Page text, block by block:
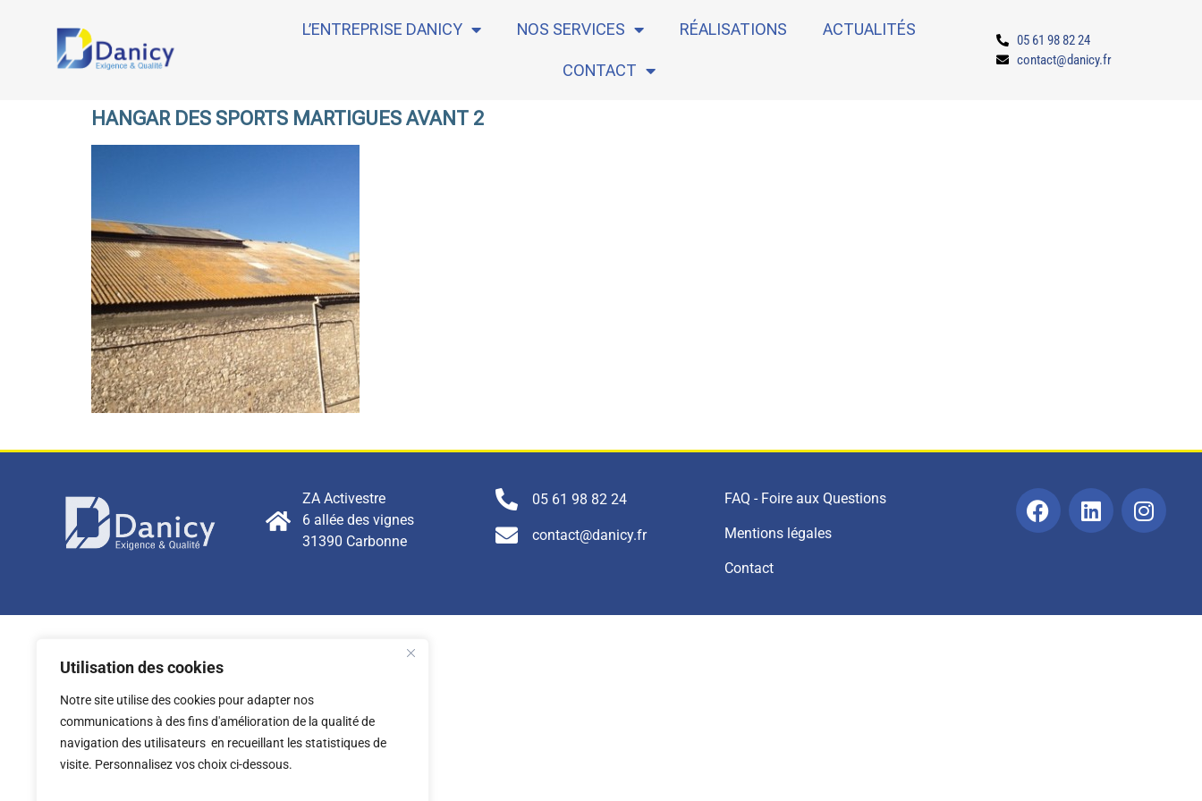
Utilisation des cookies
Notre site utilise des cookies pour adapter nos
communications à des fins d'amélioration de la qualité de
navigation des utilisateurs en recueillant les statistiques de
visite. Personnalisez vos choix ci-dessous.
L’ENTREPRISE DANICY NOS SERVICES RÉALISATIONS ACTUALITÉS
CONTACT
05 61 98 82 24
contact@danicy.fr
HANGAR DES SPORTS MARTIGUES AVANT 2
ZA Activestre
6 allée des vignes
31390 Carbonne
05 61 98 82 24
contact@danicy.fr
FAQ - Foire aux Questions
Mentions légales
Contact